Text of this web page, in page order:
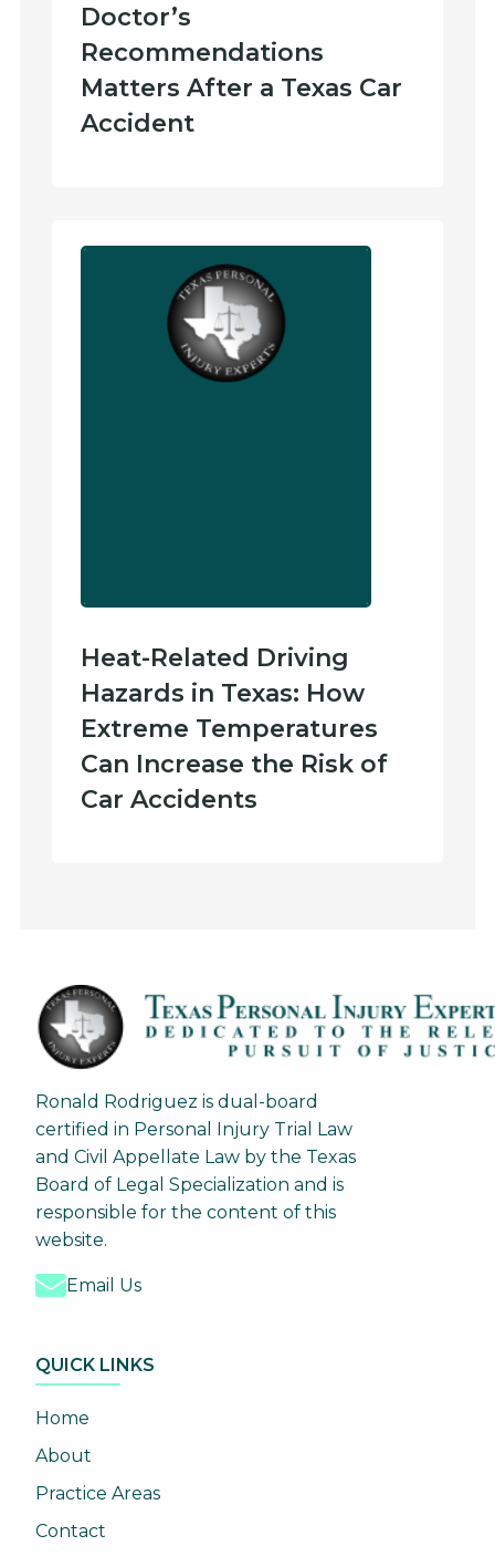
Doctor’s
Recommendations
Matters After a Texas Car
Accident
Heat-Related Driving
Hazards in Texas: How
Extreme Temperatures
Can Increase the Risk of
Car Accidents
Email Us
Ronald Rodriguez is dual-board
certified in Personal Injury Trial Law
and Civil Appellate Law by the Texas
Board of Legal Specialization and is
responsible for the content of this
website.
QUICK LINKS
Home
About
Practice Areas
Contact